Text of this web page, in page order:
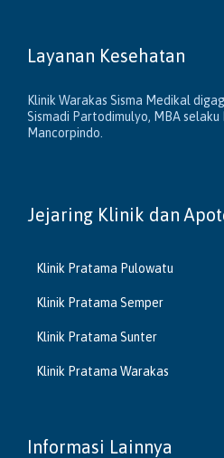
Layanan Kesehatan
Klinik Warakas Sisma Medikal
Sismadi Partodimulyo, MBA selaku
Mancorpindo.
Jejaring Klinik dan
Klinik Pratama Pulowatu
Klinik Pratama Semper
Klinik Pratama Sunter
Klinik Pratama Warakas
Informasi Lainnya